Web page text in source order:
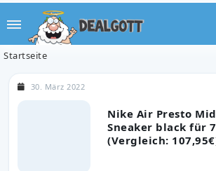
Startseite
Nike Air Presto
Sneaker black für
(Vergleich:
30. März 2022